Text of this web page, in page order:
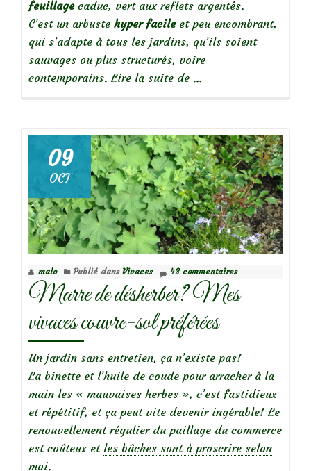
feuillagecaduc, vert aux reflets argentés.
C’est un arbuste hyper facileet peu encombrant,
qui s’adapte à tous les jardins, qu’ils soient
sauvages ou plus structurés, voire
contemporains. Lire la suite de
:
la
potentille
arbustive
…
09
OCT
malo Publié dans Vivaces 43 commentaires
Marre de désherber? Mes
vivaces couvre-sol préférées
Un jardin sans entretien, ça n’existe pas!
La binette et l’huile de coude pour arracher à la
main les « mauvaises herbes », c’est fastidieux
et répétitif, et ça peut vite devenir ingérable! Le
renouvellement régulier du paillage du commerce
est coûteux et les bâches sont à proscrire selon
moi.